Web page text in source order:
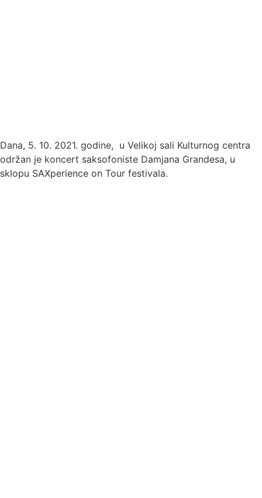
Dana, 5. 10. 2021. godine, u Velikoj sali Kulturnog centra
održan je koncert saksofoniste Damjana Grandesa, u
sklopu SAXperience on Tour festivala.